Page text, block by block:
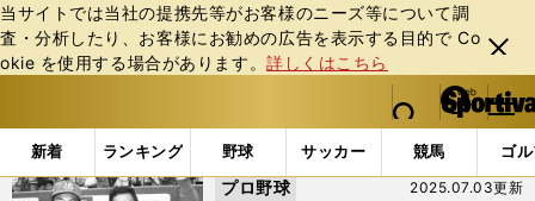
当サイトでは当社の提携先等がお客様のニーズ等について調
査・分析したり、お客様にお勧めの広告を表⽰する⽬的で Co
okie を使⽤する場合があります。詳しくはこちら
閉じ
る
web Sportiva (webスポルティーバ)
検索
マイペ
ー
ジ
メニュ
新着 ランキング 野球 サッカー 競馬 ゴ
b
ス
ポ
「関根潤三伝」の検索結果
2025.07.03更新
プロ野球